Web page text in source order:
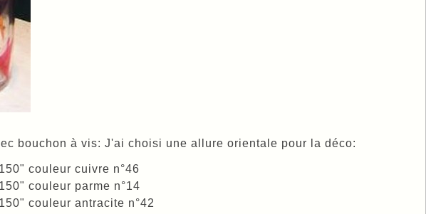
bouchon à vis: J'ai choisi une allure orientale pour la déco:
couleur cuivre n°46
couleur parme n°14
couleur antracite n°42